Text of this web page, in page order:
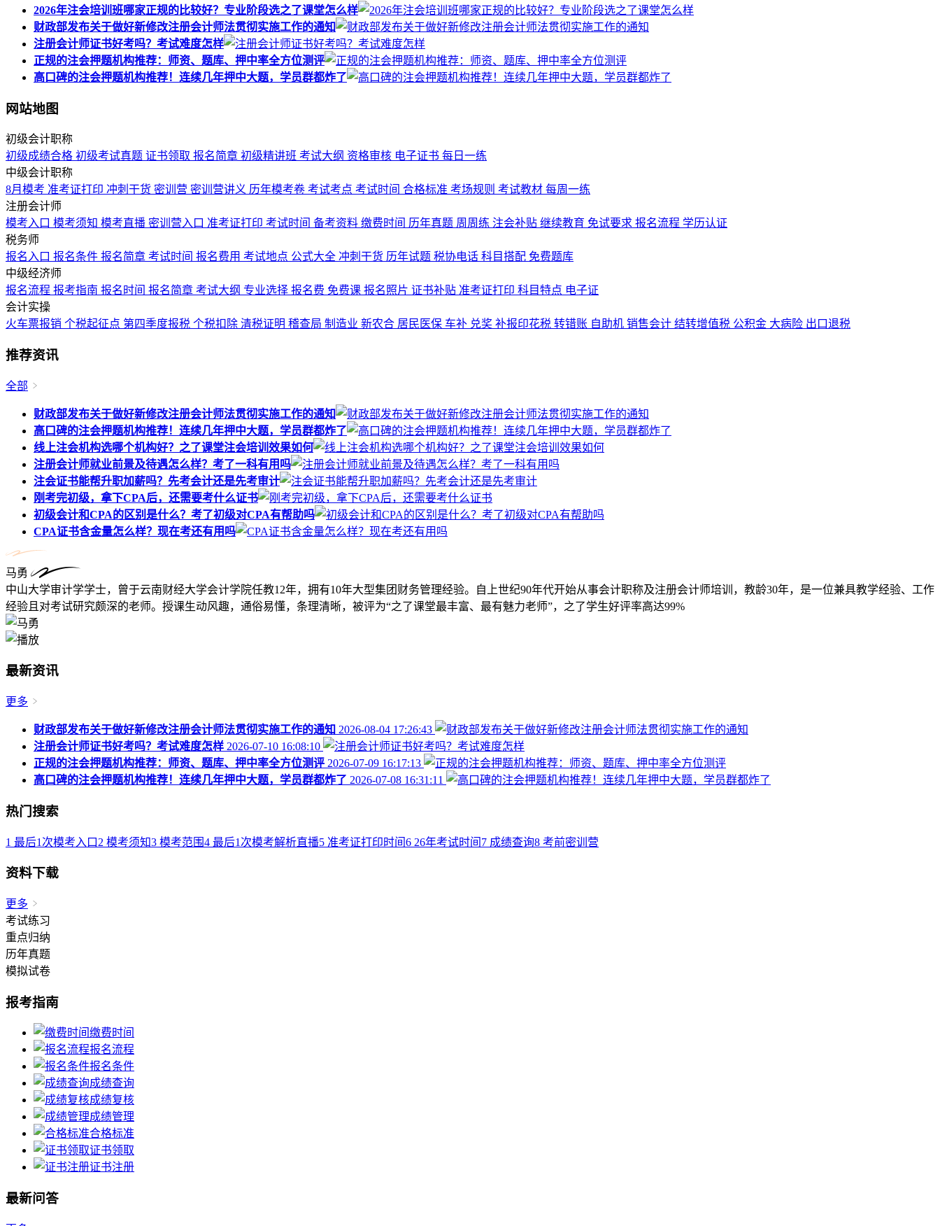
2026年注会培训班哪家正规的比较好？专业阶段选之了课堂怎么样
财政部发布关于做好新修改注册会计师法贯彻实施工作的通知
注册会计师证书好考吗？考试难度怎样
正规的注会押题机构推荐：师资、题库、押中率全方位测评
高口碑的注会押题机构推荐！连续几年押中大题，学员群都炸了
网站地图
初级会计职称
初级成绩合格 初级考试真题 证书领取 报名简章 初级精讲班 考试大纲 资格审核 电子证书 每日一练
中级会计职称
8月模考 准考证打印 冲刺干货 密训营 密训营讲义 历年模考卷 考试考点 考试时间 合格标准 考场规则 考试教材 每周一练
注册会计师
模考入口 模考须知 模考直播 密训营入口 准考证打印 考试时间 备考资料 缴费时间 历年真题 周周练 注会补贴 继续教育 免试要求 报名流程 学历认证
税务师
报名入口 报名条件 报名简章 考试时间 报名费用 考试地点 公式大全 冲刺干货 历年试题 税协电话 科目搭配 免费题库
中级经济师
报名流程 报考指南 报名时间 报名简章 考试大纲 专业选择 报名费 免费课 报名照片 证书补贴 准考证打印 科目特点 电子证
会计实操
火车票报销 个税起征点 第四季度报税 个税扣除 清税证明 稽查局 制造业 新农合 居民医保 车补 兑奖 补报印花税 转错账 自助机 销售会计 结转增值税 公积金 大病险 出口退税
推荐资讯
全部
财政部发布关于做好新修改注册会计师法贯彻实施工作的通知
高口碑的注会押题机构推荐！连续几年押中大题，学员群都炸了
线上注会机构选哪个机构好？之了课堂注会培训效果如何
注册会计师就业前景及待遇怎么样？考了一科有用吗
注会证书能帮升职加薪吗？先考会计还是先考审计
刚考完初级，拿下CPA后，还需要考什么证书
初级会计和CPA的区别是什么？考了初级对CPA有帮助吗
CPA证书含金量怎么样？现在考还有用吗
马勇
中山大学审计学学士，曾于云南财经大学会计学院任教12年，拥有10年大型集团财务管理经验。自上世纪90年代开始从事会计职称及注册会计师培训，教龄30年，是一位兼具教学经验、工作
经验且对考试研究颇深的老师。授课生动风趣，通俗易懂，条理清晰，被评为“之了课堂最丰富、最有魅力老师”，之了学生好评率高达99%
最新资讯
更多
财政部发布关于做好新修改注册会计师法贯彻实施工作的通知 2026-08-04 17:26:43
注册会计师证书好考吗？考试难度怎样 2026-07-10 16:08:10
正规的注会押题机构推荐：师资、题库、押中率全方位测评 2026-07-09 16:17:13
高口碑的注会押题机构推荐！连续几年押中大题，学员群都炸了 2026-07-08 16:31:11
热门搜索
1 最后1次模考入口 2 模考须知3 模考范围4 最后1次模考解析直播5 准考证打印时间6 26年考试时间 7 成绩查询8 考前密训营
资料下载
更多
考试练习
重点归纳
历年真题
模拟试卷
报考指南
缴费时间
报名流程
报名条件
成绩查询
成绩复核
成绩管理
合格标准
证书领取
证书注册
最新问答